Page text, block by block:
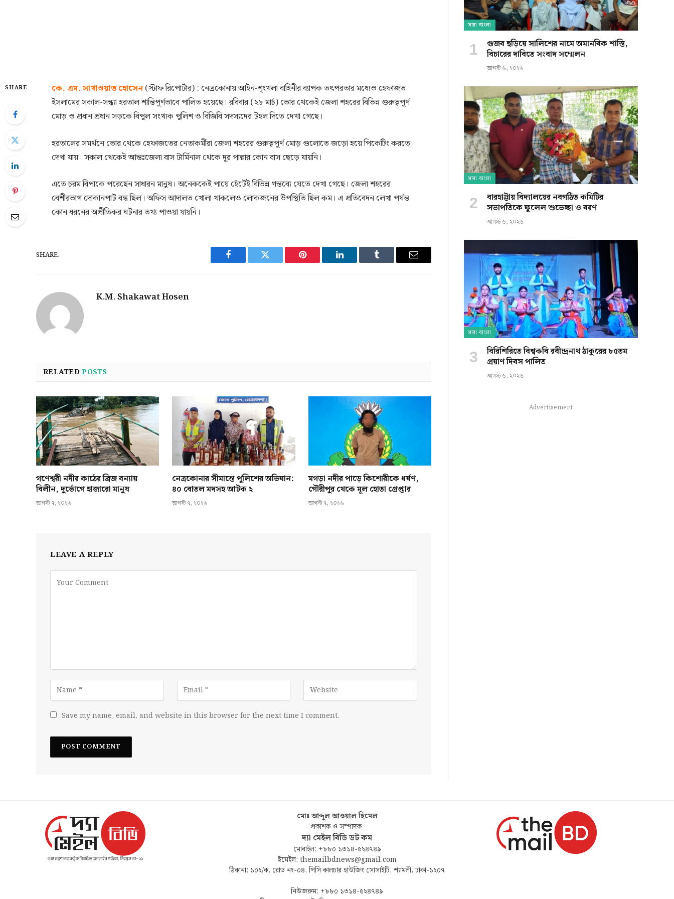
SHARE কে. এম. সাখাওয়াত হোসেন(স্টাফ রিপোর্টার) : নেত্রকোনায় আইন-শৃংখলা বাহিনীর ব্যাপক তৎপরতার মধ্যেও হেফাজত
ইসলামের সকাল-সন্ধ্যা হরতাল শান্তিপূর্ণভাবে পালিত হয়েছে। রবিবার (২৮ মার্চ) ভোর থেকেই জেলা শহরের বিভিন্ন গুরুত্বপূর্ণ
মোড় ও প্রধান প্রধান সড়কে বিপুল সংখ্যক পুলিশ ও বিজিবি সদস্যদের টহল দিতে দেখা গেছে।
হরতালের সমর্থনে ভোর থেকে হেফাজতের নেতাকর্মীরা জেলা শহরের গুরুত্বপূর্ণ মোড় গুলোতে জড়ো হয়ে পিকেটিং করতে
দেখা যায়। সকাল থেকেই আন্তঃজেলা বাস টার্মিনাল থেকে দূর পাল্লার কোন বাস ছেড়ে যায়নি।
এতে চরম বিপাকে পরেছেন সাধারন মানুষ। অনেককেই পায়ে হেঁটেই বিভিন্ন গন্তব্যে যেতে দেখা গেছে। জেলা শহরের
বেশীরভাগ দোকানপাট বন্ধ ছিল। অফিস আদালত খোলা থাকলেও লোকজনের উপস্থিতি ছিল কম। এ প্রতিবেদন লেখা পর্যন্ত
কোন ধরনের অপ্রীতিকর ঘটনার তথ্য পাওয়া যায়নি।
SHARE.
Facebook Twitter Pinterest LinkedIn Tumblr Email
K.M. Shakawat Hosen
RELATEDPOSTS
গণেশ্বরী নদীর কাঠের ব্রিজ বন্যায়
বিলীন, দুর্ভোগে হাজারো মানুষ
আগস্ট ৭, ২০২৬
নেত্রকোনার সীমান্তে পুলিশের অভিযান:
৪০ বোতল মদসহ আটক ২
আগস্ট ৭, ২০২৬
মগড়া নদীর পাড়ে কিশোরীকে ধর্ষণ,
গৌরীপুর থেকে মূল হোতা গ্রেপ্তার
আগস্ট ৭, ২০২৬
LEAVE A REPLY
Save my name, email, and website in this browser for the next time I comment.
সারা বাংলা
গুজব ছড়িয়ে সালিশের নামে অমানবিক শাস্তি,
বিচারের দাবিতে সংবাদ সম্মেলন
আগস্ট ৬, ২০২৬
সারা বাংলা
বারহাট্টায় বিদ্যালয়ের নবগঠিত কমিটির
সভাপতিকে ফুলেল শুভেচ্ছা ও বরণ
আগস্ট ৬, ২০২৬
সারা বাংলা
বিরিশিরিতে বিশ্বকবি রবীন্দ্রনাথ ঠাকুরের ৮৫তম
প্রয়াণ দিবস পালিত
আগস্ট ৬, ২০২৬
Advertisement
মোঃ আব্দুল আওয়াল হিমেল
প্রকাশক ও সম্পাদক
দ্যা মেইল বিডি ডট কম
মোবাইল: +৮৮০ ১৩১৪-৫২৪৭৪৯
ইমেইল: themailbdnews@gmail.com
ঠিকানা: ১০২/ক, রোড নং-০৪, পিসি কালচার হাউজিং সোসাইটি, শ্যামলী, ঢাকা-১২০৭
নিউজরুম: +৮৮০ ১৩১৪-৫২৪৭৪৯